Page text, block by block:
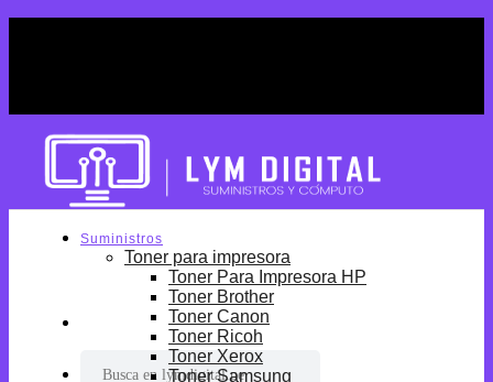
por:
Suministros
Toner para impresora
Toner Para Impresora HP
Toner Brother
Toner Canon
Toner Ricoh
Toner Xerox
Toner Samsung